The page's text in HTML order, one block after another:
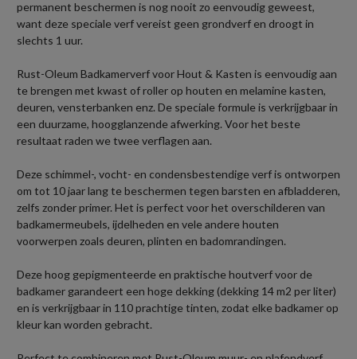
permanent beschermen is nog nooit zo eenvoudig geweest,
want deze speciale verf vereist geen grondverf en droogt in
slechts 1 uur.
Rust-Oleum Badkamerverf voor Hout & Kasten is eenvoudig aan
te brengen met kwast of roller op houten en melamine kasten,
deuren, vensterbanken enz. De speciale formule is verkrijgbaar in
een duurzame, hoogglanzende afwerking. Voor het beste
resultaat raden we twee verflagen aan.
Deze schimmel-, vocht- en condensbestendige verf is ontworpen
om tot 10 jaar lang te beschermen tegen barsten en afbladderen,
zelfs zonder primer. Het is perfect voor het overschilderen van
badkamermeubels, ijdelheden en vele andere houten
voorwerpen zoals deuren, plinten en badomrandingen.
Deze hoog gepigmenteerde en praktische houtverf voor de
badkamer garandeert een hoge dekking (dekking 14 m2 per liter)
en is verkrijgbaar in 110 prachtige tinten, zodat elke badkamer op
kleur kan worden gebracht.